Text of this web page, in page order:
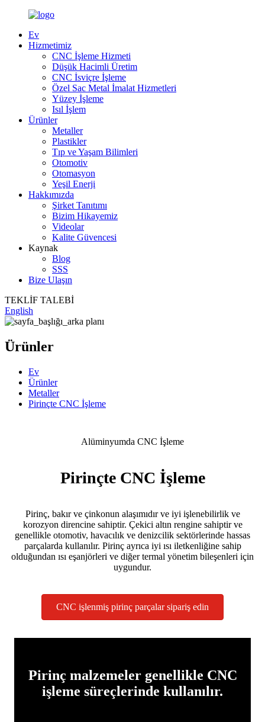
Ev
Hizmetimiz
CNC İşleme Hizmeti
Düşük Hacimli Üretim
CNC İsviçre İşleme
Özel Sac Metal İmalat Hizmetleri
Yüzey İşleme
Isıl İşlem
Ürünler
Metaller
Plastikler
Tıp ve Yaşam Bilimleri
Otomotiv
Otomasyon
Yeşil Enerji
Hakkımızda
Şirket Tanıtımı
Bizim Hikayemiz
Videolar
Kalite Güvencesi
Kaynak
Blog
SSS
Bize Ulaşın
TEKLİF TALEBİ
English
Ürünler
Ev
Ürünler
Metaller
Pirinçte CNC İşleme
Alüminyumda CNC İşleme
Pirinçte CNC İşleme
Pirinç, bakır ve çinkonun alaşımıdır ve iyi işlenebilirlik ve
korozyon direncine sahiptir. Çekici altın rengine sahiptir ve
genellikle otomotiv, havacılık ve denizcilik sektörlerinde hassas
parçalarda kullanılır. Pirinç ayrıca iyi ısı iletkenliğine sahip
olduğundan ısı eşanjörleri ve diğer termal yönetim bileşenleri için
uygundur.
CNC işlenmiş pirinç parçalar sipariş edin
Pirinç malzemeler genellikle CNC
işleme süreçlerinde kullanılır.